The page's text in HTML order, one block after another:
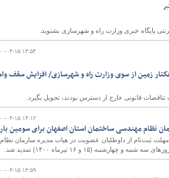
پایگاه خبری وزارت راه و شهرسازی بشنوید.
۱۴۰۰-۰۴-۱۵
پایدار تولید مسکن در کشور/ دریافت ۲۴۰ هزار هکتار زمین از سوی وزارت راه و شهرسازی/ افزایش سقف
۱۴۰۰-۰۴-۱۵
نظام مهندسی ساختمان استان اصفهان برای سومین بار
ثبت‌نام از داوطلبان عضویت در هیات مدیره سازمان نظام
(۱۵ و ۱۶ تیرماه ۱۴۰۰) تمدید شد.
۱۴۰۰-۰۴-۱۵